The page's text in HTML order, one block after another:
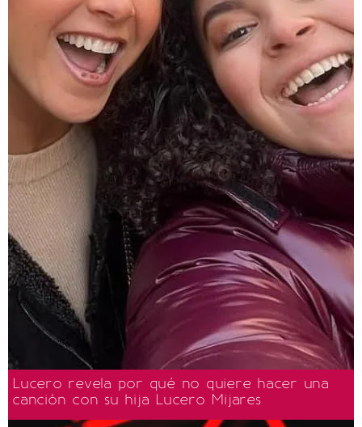
Lucero revela por qué no quiere hacer una
canción con su hija Lucero Mijares